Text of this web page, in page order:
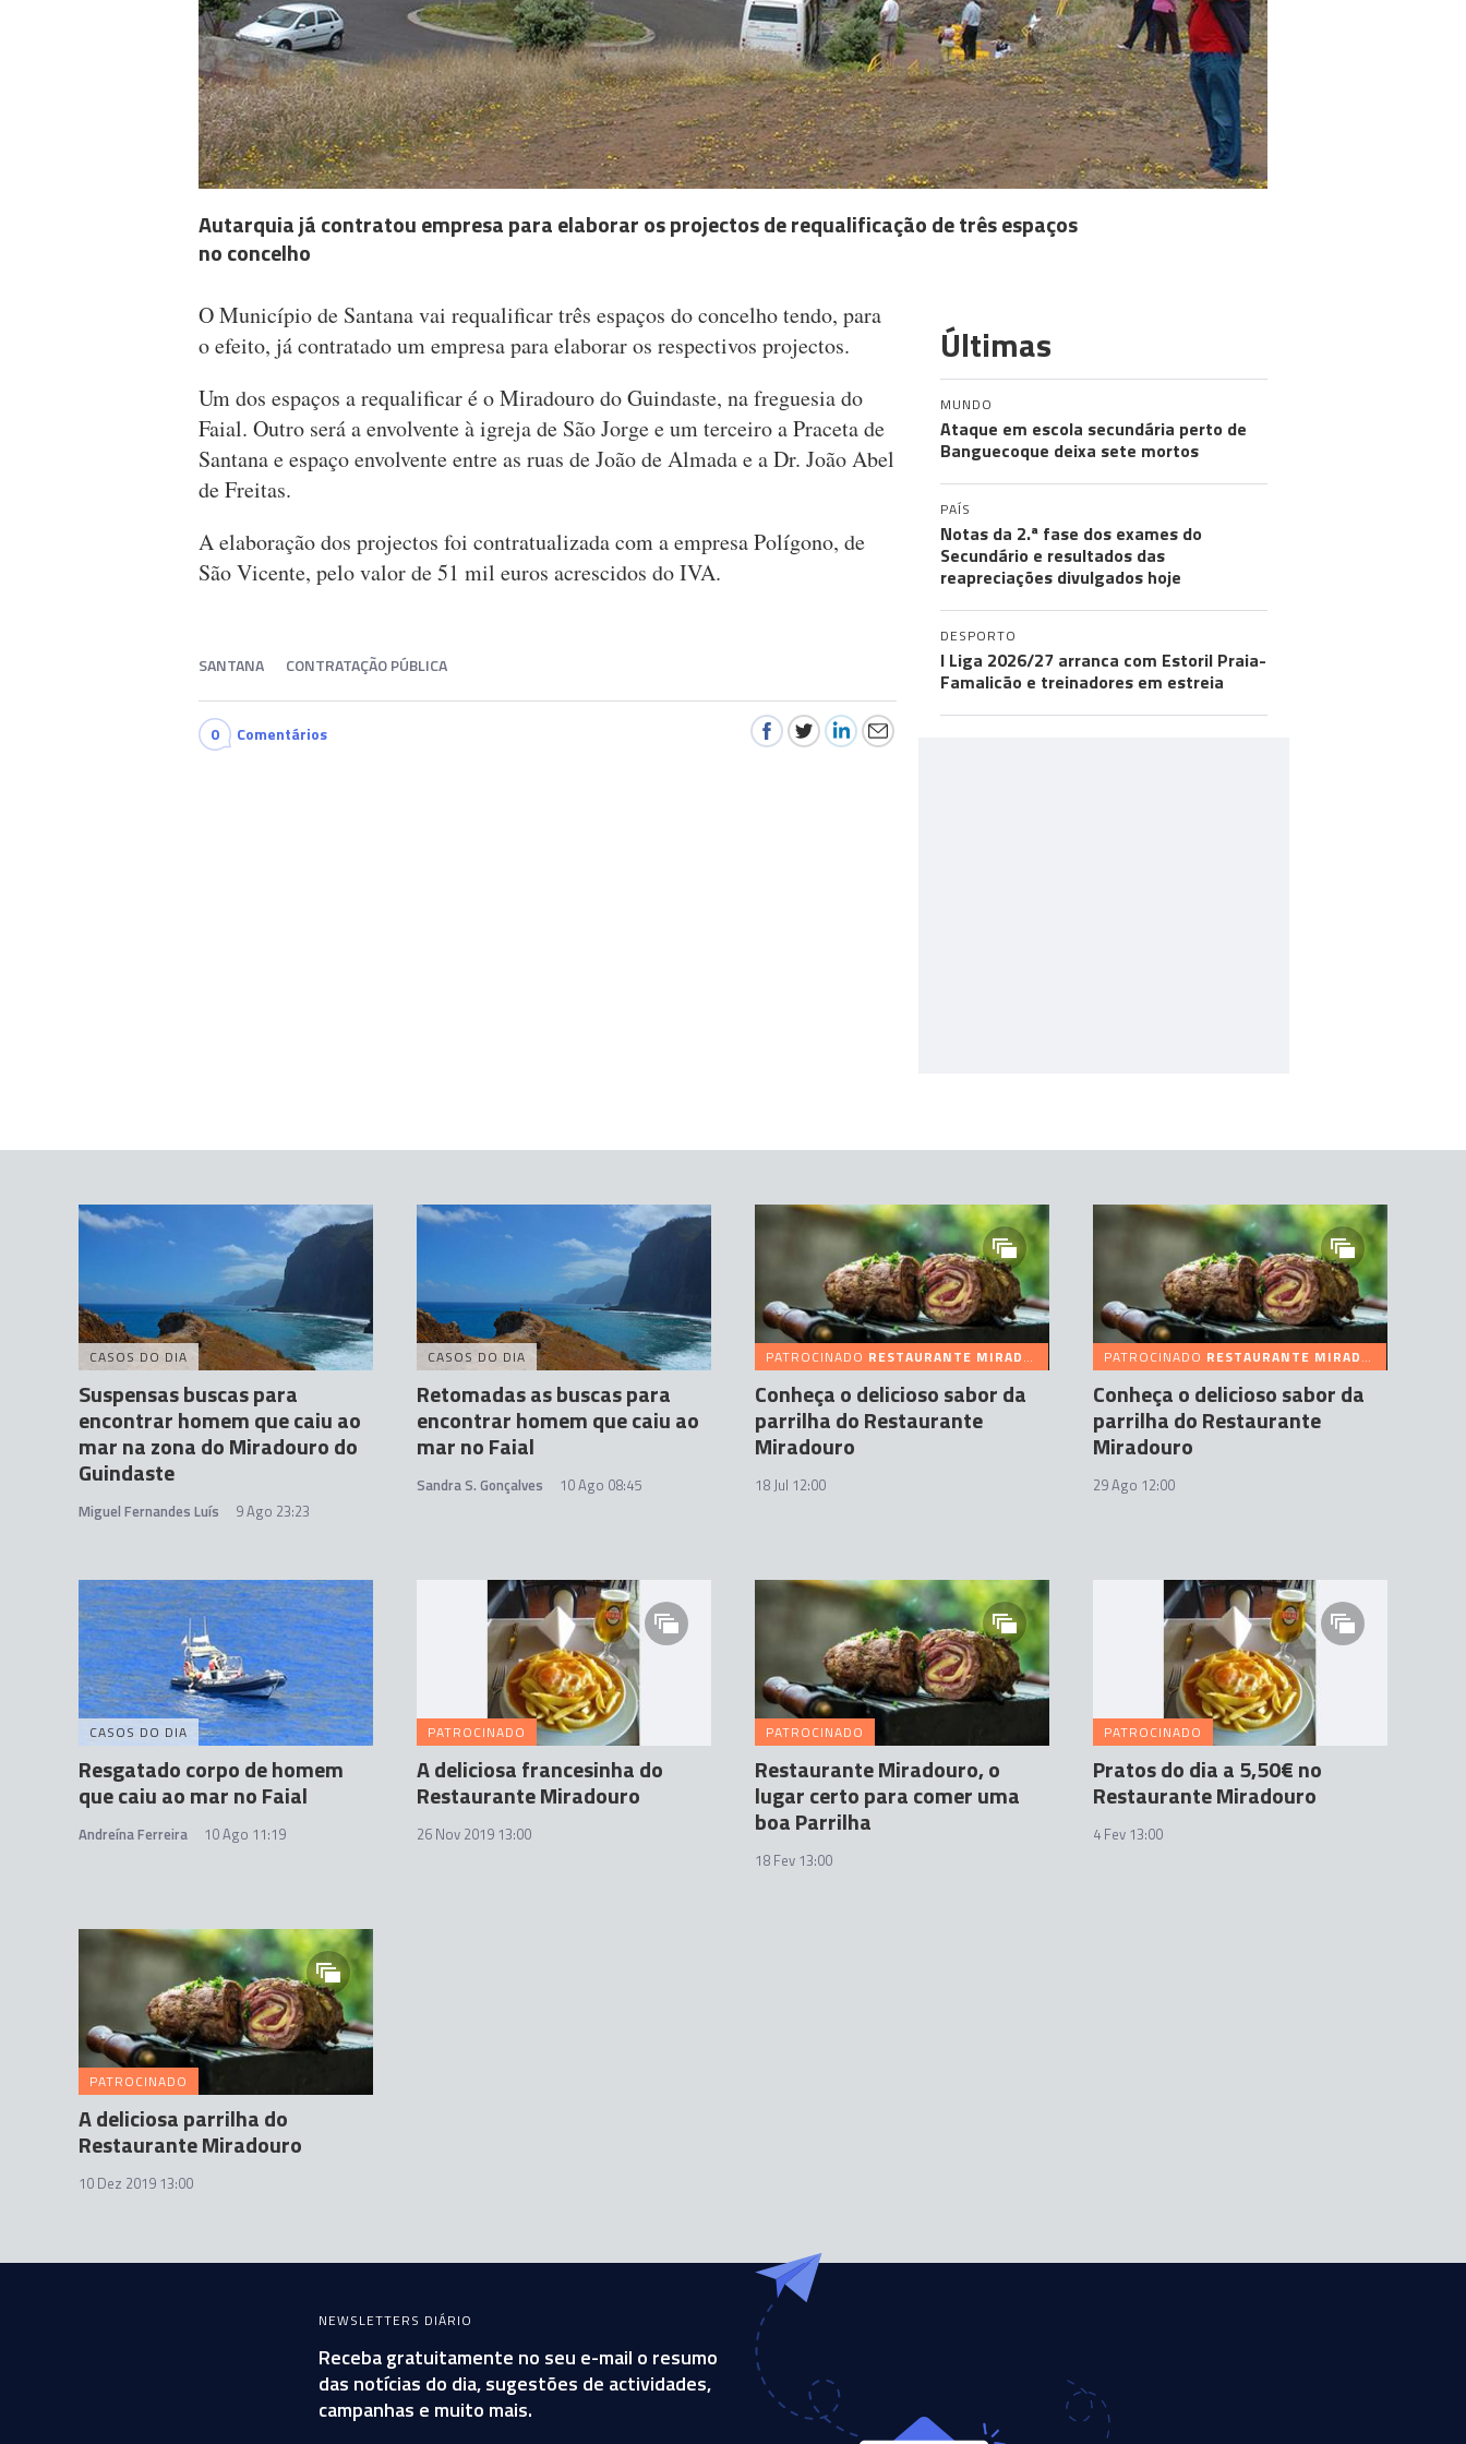
Autarquia já contratou empresa para elaborar os projectos de requalificação de três espaços
no concelho
O Município de Santana vai requalificar três espaços do concelho tendo, para
o efeito, já contratado um empresa para elaborar os respectivos projectos.
Um dos espaços a requalificar é o Miradouro do Guindaste, na freguesia do
Faial. Outro será a envolvente à igreja de São Jorge e um terceiro a Praceta de
Santana e espaço envolvente entre as ruas de João de Almada e a Dr. João Abel
de Freitas.
A elaboração dos projectos foi contratualizada com a empresa Polígono, de
São Vicente, pelo valor de 51 mil euros acrescidos do IVA.
SANTANA CONTRATAÇÃO PÚBLICA
0 Comentários
Últimas
MUNDO
Ataque em escola secundária perto de
Banguecoque deixa sete mortos
PAÍS
Notas da 2.ª fase dos exames do
Secundário e resultados das
reapreciações divulgados hoje
DESPORTO
I Liga 2026/27 arranca com Estoril Praia-
Famalicão e treinadores em estreia
CASOS DO DIA
Suspensas buscas para
encontrar homem que caiu ao
mar na zona do Miradouro do
Guindaste
Miguel Fernandes Luís 9 Ago 23:23
CASOS DO DIA
Retomadas as buscas para
encontrar homem que caiu ao
mar no Faial
Sandra S. Gonçalves 10 Ago 08:45
PATROCINADO RESTAURANTE MIRADOURO
Conheça o delicioso sabor da
parrilha do Restaurante
Miradouro
18 Jul 12:00
PATROCINADO RESTAURANTE MIRADOURO
Conheça o delicioso sabor da
parrilha do Restaurante
Miradouro
29 Ago 12:00
CASOS DO DIA
Resgatado corpo de homem
que caiu ao mar no Faial
Andreína Ferreira 10 Ago 11:19
PATROCINADO
A deliciosa francesinha do
Restaurante Miradouro
26 Nov 2019 13:00
PATROCINADO
Restaurante Miradouro, o
lugar certo para comer uma
boa Parrilha
18 Fev 13:00
PATROCINADO
Pratos do dia a 5,50€ no
Restaurante Miradouro
4 Fev 13:00
PATROCINADO
A deliciosa parrilha do
Restaurante Miradouro
10 Dez 2019 13:00
NEWSLETTERS DIÁRIO
Receba gratuitamente no seu e-mail o resumo
das notícias do dia, sugestões de actividades,
campanhas e muito mais.